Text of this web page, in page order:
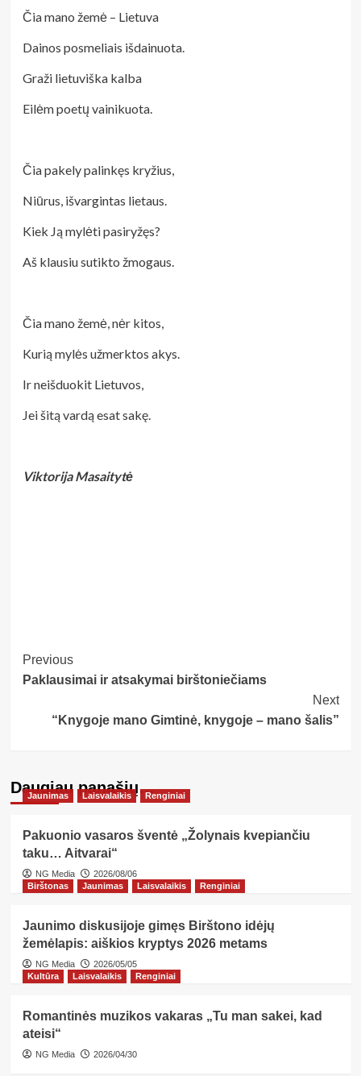
Čia mano žemė – Lietuva
Dainos posmeliais išdainuota.
Graži lietuviška kalba
Eilėm poetų vainikuota.
Čia pakely palinkęs kryžius,
Niūrus, išvargintas lietaus.
Kiek Ją mylėti pasiryžęs?
Aš klausiu sutikto žmogaus.
Čia mano žemė, nėr kitos,
Kurią mylės užmerktos akys.
Ir neišduokit Lietuvos,
Jei šitą vardą esat sakę.
Viktorija Masaitytė
Post
Navigation
Previous
Paklausimai ir atsakymai birštoniečiams
Next
“Knygoje mano Gimtinė, knygoje – mano šalis”
Daugiau panašių…
Jaunimas Laisvalaikis Renginiai
Pakuonio vasaros šventė „Žolynais kvepiančiu
taku… Aitvarai“
NG Media
2026/08/06
Birštonas
Jaunimas Laisvalaikis Renginiai
Jaunimo diskusijoje gimęs Birštono idėjų
žemėlapis: aiškios kryptys 2026 metams
NG Media
2026/05/05
Kultūra
Laisvalaikis Renginiai
Romantinės muzikos vakaras „Tu man sakei, kad
ateisi“
NG Media 2026/04/30